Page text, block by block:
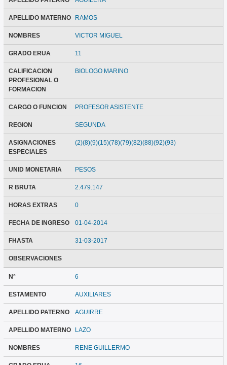
APELLIDO MATERNO RAMOS
NOMBRES VICTOR MIGUEL
GRADO ERUA 11
CALIFICACION
PROFESIONAL O
FORMACION
BIOLOGO MARINO
CARGO O FUNCION PROFESOR ASISTENTE
REGION SEGUNDA
ASIGNACIONES
ESPECIALES
(2)(8)(9)(15)(78)(79)(82)(88)(92)(93)
UNID MONETARIA PESOS
R BRUTA 2.479.147
HORAS EXTRAS 0
FECHA DE INGRESO 01-04-2014
FHASTA 31-03-2017
OBSERVACIONES
N° 6
ESTAMENTO AUXILIARES
APELLIDO PATERNO AGUIRRE
APELLIDO MATERNO LAZO
NOMBRES RENE GUILLERMO